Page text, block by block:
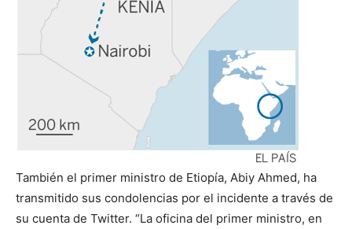
También el primer ministro de Etiopía, Abiy Ahmed, ha
transmitido sus condolencias por el incidente a través de
su cuenta de Twitter. “La oficina del primer ministro, en